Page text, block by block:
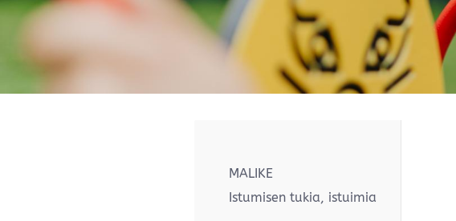
MALIKE
Istumisen tukia, istuimia